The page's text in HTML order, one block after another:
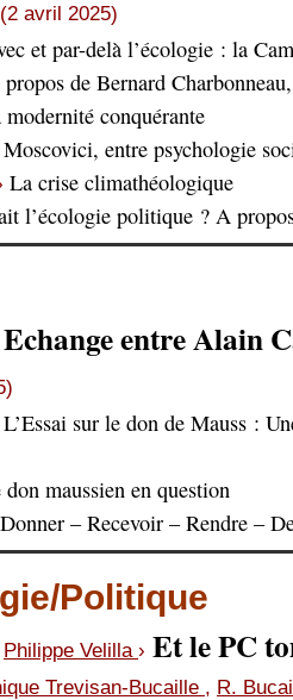
(2 avril 2025)
et par-delà l’écologie : la
de Bernard
modernité conquérante
Moscovici, entre psychologie
La crise climathéologique
l’écologie politique ? A
Echange entre Alain
L’Essai sur le don de Mauss :
don maussien en question
Donner – Recevoir – Rendre –
Politique
Philippe Velilla › Et le PC
Trevisan-Bucaille , R.